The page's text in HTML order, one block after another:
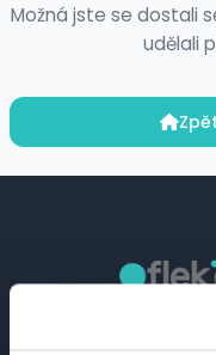
Možná jste se dostali
udělali
Česká